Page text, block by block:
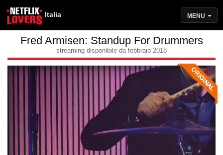
Italia MENU
Fred Armisen: Standup For Drummers
streaming disponibile da febbraio 2018